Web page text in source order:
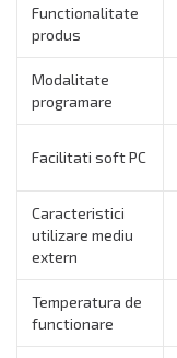
Functionalitate
produs
Modalitate
programare
Facilitati soft PC
Caracteristici
utilizare mediu
extern
Temperatura de
functionare